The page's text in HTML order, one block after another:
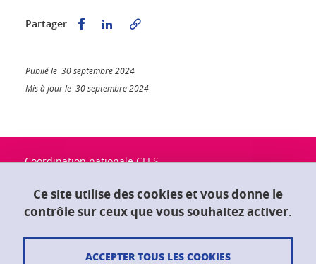
Partager Partager sur Facebook
Partager sur LinkedIn
Publié le 30 septembre 2024
Mis à jour le 30 septembre 2024
Coordination nationale CLES
Maison du doctorat "Jean Kuntzmann"
CS 40700
38058 Grenoble Cedex 9
Ce site utilise des cookies et vous donne le
contrôle sur ceux que vous souhaitez activer.
ACCEPTER TOUS LES COOKIES